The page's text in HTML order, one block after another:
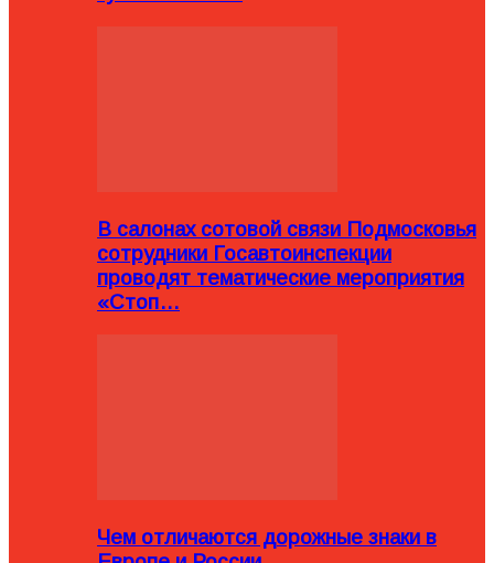
В салонах сотовой связи Подмосковья
сотрудники Госавтоинспекции
проводят тематические мероприятия
«Стоп…
Чем отличаются дорожные знаки в